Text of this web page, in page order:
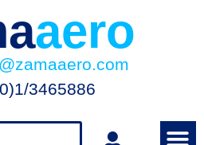
aero
3465886